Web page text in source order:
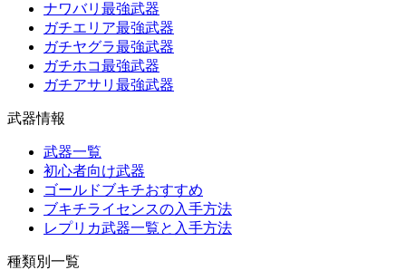
ナワバリ最強武器
ガチエリア最強武器
ガチヤグラ最強武器
ガチホコ最強武器
ガチアサリ最強武器
武器情報
武器一覧
初心者向け武器
ゴールドブキチおすすめ
ブキチライセンスの入手方法
レプリカ武器一覧と入手方法
種類別一覧